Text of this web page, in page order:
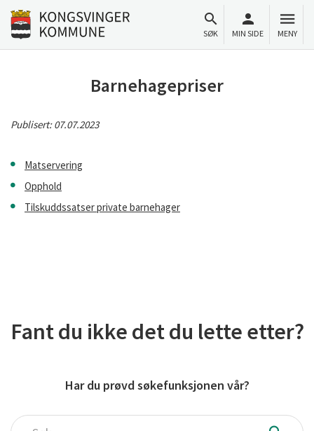
Til innhold
Gå til forsiden
SØK MIN SIDE MENY
Barnehagepriser
Publisert:07.07.2023
Matservering
Opphold
Tilskuddssatser private barnehager
Fant du ikke det du lette etter?
Har du prøvd søkefunksjonen vår?